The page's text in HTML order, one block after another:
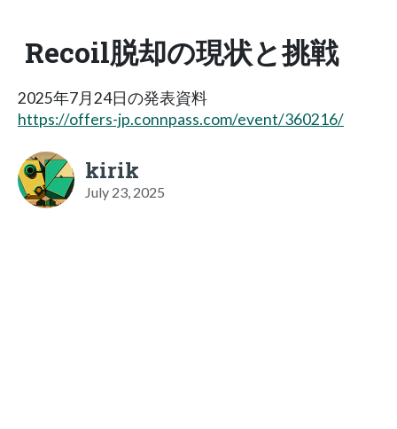
Recoil脱却の現状と挑戦
2025年7月24日の発表資料
https://offers-jp.connpass.com/event/360216/
kirik
July 23, 2025